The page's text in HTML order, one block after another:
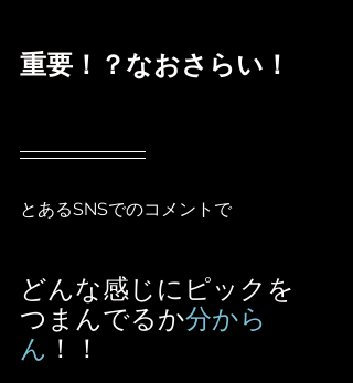
重要！？なおさらい！
とあるSNSでのコメントで
どんな感じにピックを
つまんでるか分から
ん ！！